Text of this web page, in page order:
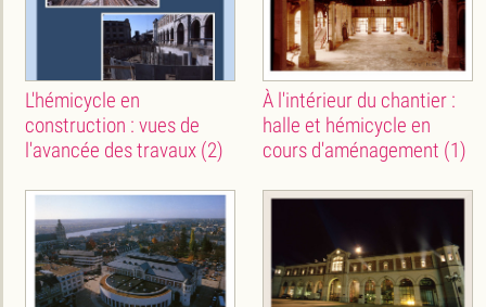
L'hémicycle en
construction : vues de
l'avancée des travaux (2)
À l'intérieur du chantier :
halle et hémicycle en
cours d'aménagement (1)